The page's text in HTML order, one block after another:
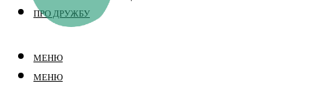
ПРО ДРУЖБУ
МЕНЮ
МЕНЮ